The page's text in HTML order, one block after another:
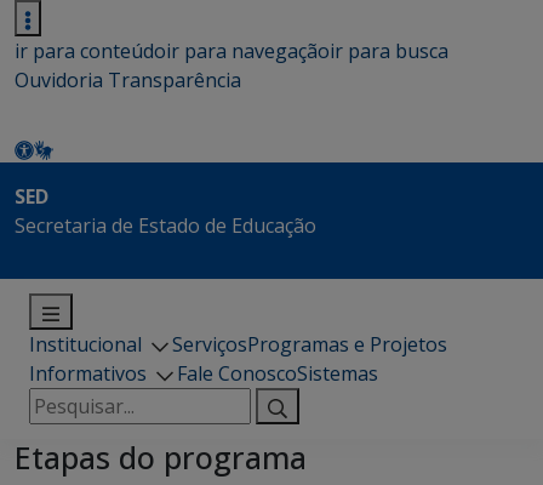
ir para conteúdoir para navegaçãoir para busca
Ouvidoria Transparência
SED
Secretaria de Estado de Educação
Institucional ServiçosProgramas e Projetos
Informativos
Fale ConoscoSistemas
Pesquisar
por:
Etapas do programa